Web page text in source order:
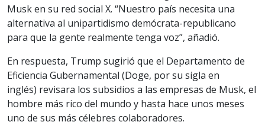
Musk en su red social X. “Nuestro país necesita una
alternativa al unipartidismo demócrata-republicano
para que la gente realmente tenga voz”, añadió.
En respuesta, Trump sugirió que el Departamento de
Eficiencia Gubernamental (Doge, por su sigla en
inglés) revisara los subsidios a las empresas de Musk, el
hombre más rico del mundo y hasta hace unos meses
uno de sus más célebres colaboradores.